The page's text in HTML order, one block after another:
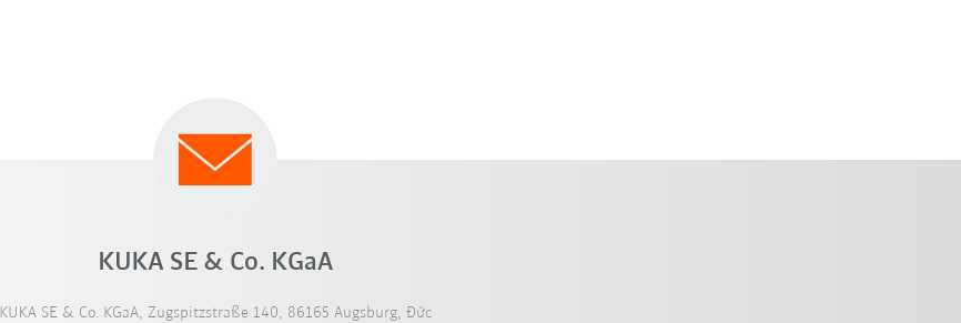
KUKA SE & Co. KGaA
KUKA SE & Co. KGaA, Zugspitzstraße 140, 86165 Augsburg, Đức